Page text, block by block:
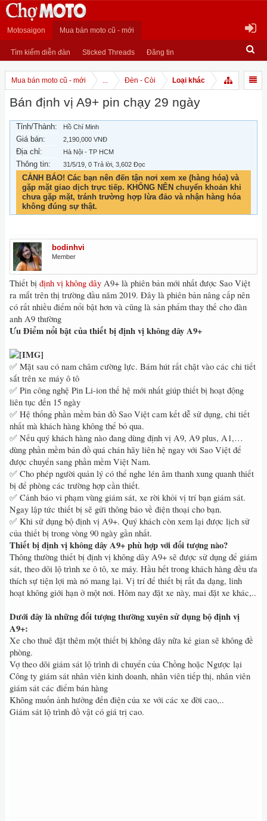
Motosaigon Mua bán moto cũ - mới
Tìm kiếm diễn đàn Sticked Threads Đăng tin
Mua bán moto cũ - mới ... Đèn - Còi Loại khác
Bán định vị A9+ pin chạy 29 ngày
Tỉnh/Thành: Hồ Chí Minh
Giá bán: 2,190,000 VNĐ
Địa chỉ: Hà Nội - TP HCM
Thông tin: 31/5/19 , 0 Trả lời, 3,602 Đọc
CẢNH BÁO! Các bạn nên đến tận nơi xem xe (hàng hóa) và
gặp mặt giao dịch trực tiếp. KHÔNG NÊN chuyển khoản khi
chưa gặp mặt, tránh trường hợp lừa đảo và nhận hàng hóa
không đúng sự thật.
bodinhvi
Member
Thiết bị định vị không dây A9+ là phiên bản mới nhất được Sao Việt
ra mắt trên thị trường đầu năm 2019. Đây là phiên bản nâng cấp nên
có rất nhiều điểm nổi bật hơn và cũng là sản phẩm thay thế cho đàn
anh A9 thường
Ưu Điểm nổi bật của thiết bị định vị không dây A9+
✅ Mặt sau có nam châm cường lực. Bám hút rất chặt vào các chi tiết
sắt trên xe máy ô tô
✅ Pin công nghệ Pin Li-ion thế hệ mới nhất giúp thiết bị hoạt động
liên tục đến 15 ngày
✅ Hệ thống phần mềm bản đồ Sao Việt cam kết dễ sử dụng, chi tiết
nhất mà khách hàng không thể bỏ qua.
✅ Nếu quý khách hàng nào đang dùng định vị A9, A9 plus, A1,…
dùng phần mềm bản đồ quá chán hãy liên hệ ngay với Sao Việt để
được chuyển sang phần mềm Việt Nam.
✅ Cho phép người quản lý có thể nghe lén âm thanh xung quanh thiết
bị để phòng các trường hợp cần thiết.
✅ Cảnh báo vi phạm vùng giám sát, xe rời khỏi vị trí bạn giám sát.
Ngay lập tức thiết bị sẽ gửi thông báo về điện thoại cho bạn.
✅ Khi sử dụng bộ định vị A9+. Quý khách còn xem lại được lịch sử
của thiết bị trong vòng 90 ngày gần nhất.
Thiết bị định vị không dây A9+ phù hợp với đối tượng nào?
Thông thường thiết bị định vị không dây A9+ sẽ được sử dụng để giám
sát, theo dõi lộ trình xe ô tô, xe máy. Hầu hết trong khách hàng đều ưa
thích sự tiện lợi mà nó mang lại. Vị trí để thiết bị rất đa dạng, linh
hoạt không giới hạn ở một nơi. Hôm nay đặt xe này, mai đặt xe khác,..
Dưới đây là những đối tượng thường xuyên sử dụng bộ định vị
A9+:
Xe cho thuê đặt thêm một thiết bị không dây nữa kẻ gian sẽ không đề
phòng.
Vợ theo dõi giám sát lộ trình di chuyển của Chồng hoặc Ngược lại
Công ty giám sát nhân viên kinh doanh, nhân viên tiếp thị, nhân viên
giám sát các điểm bán hàng
Không muốn ảnh hưởng đến điện của xe với các xe đời cao,..
Giám sát lộ trình đồ vật có giá trị cao.